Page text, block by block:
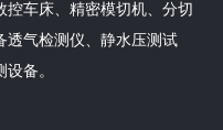
车床、精密模切机、分切
透气检测仪、静水压测试
备。